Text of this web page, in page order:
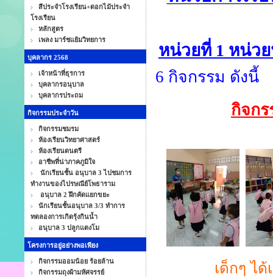
สีประจำโรงเรียน+ดอกไม้ประจำ
โรงเรียน
หลักสูตร
เพลง มาร์ชแย้มวิทยการ
บุคลากร 2568
เจ้าหน้าที่ธุรการ
บุคลากรอนุบาล
บุคลากรประถม
กิจกรรมประจำวัน
กิจกรรมชมรม
ห้องเรียนวิทยาศาสตร์
ห้องเรียนดนตรี
อาชีพที่น่าภาคภูมิใจ
นักเรียนชั้น อนุบาล 3 ไปชมการ
ทำงานของไปรษณีย์โพธาราม
อนุบาล 2 ฝึกคัดแยกขยะ
นักเรียนชั้นอนุบาล 3/3 ทำการ
ทดลองการเกิดรุ้งกินน้ำ
อนุบาล 3 ปลูกแตงโม
โครงการอยู่อย่างพอเพียง
กิจกรรมออมน้อย ร้อยล้าน
กิจกรรมถุงผ้ามหัศจรรย์
หน่วยที่ 1 หน่ว
6 กิจกรรม ดังนี้
กิจก
เด็กๆ ได้เคลื่อ